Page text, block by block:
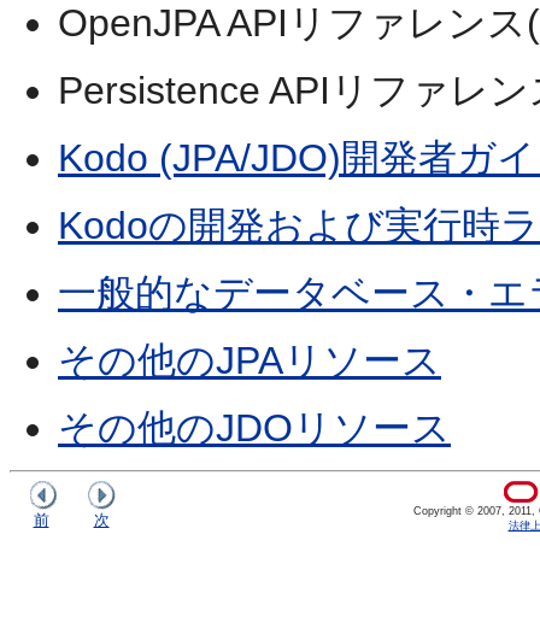
OpenJPA APIリファレン
Persistence APIリファレ
Kodo (JPA/JDO)開発者ガ
Kodoの開発および実行時
一般的なデータベース・エ
その他のJPAリソース
その他のJDOリソース
前 次
Copyright © 2007, 2011,
法律